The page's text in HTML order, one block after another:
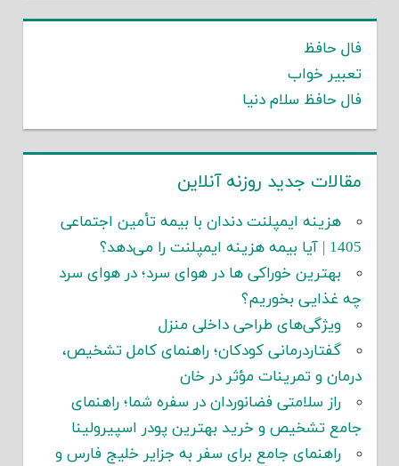
فال حافظ
تعبیر خواب
فال حافظ سلام دنیا
مقالات جدید روزنه آنلاین
هزینه ایمپلنت دندان با بیمه تأمین اجتماعی
1405 | آیا بیمه هزینه ایمپلنت را می‌دهد؟
بهترین خوراکی ها در هوای سرد؛ در هوای سرد
چه غذایی بخوریم؟
ویژگی‌های طراحی داخلی منزل
گفتاردرمانی کودکان؛ راهنمای کامل تشخیص،
درمان و تمرینات مؤثر در خان
راز سلامتی فضانوردان در سفره شما؛ راهنمای
جامع تشخیص و خرید بهترین پودر اسپیرولینا
راهنمای جامع برای سفر به جزایر خلیج فارس و